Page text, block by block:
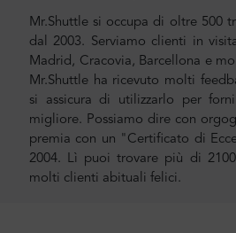
Mr.Shuttle si occupa di oltre 500
dal 2003. Serviamo clienti in
Madrid, Cracovia, Barcellona e
Mr.Shuttle ha ricevuto molti
si assicura di utilizzarlo per
migliore. Possiamo dire con
premia con un "Certificato di
2004. Lì puoi trovare più di
molti clienti abituali felici.